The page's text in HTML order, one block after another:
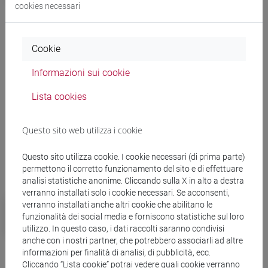
Alta formazione: tutti i 35 Master di Ca’
Foscari Challenge School
Altre notizie
Campus
Ca' Foscari eccelle nel QS by
subject 2025 con 16 discipline in
classifica
cookies necessari
Cookie
Informazioni sui cookie
Lista cookies
Questo sito web utilizza i cookie
Questo sito utilizza cookie. I cookie necessari (di prima parte)
permettono il corretto funzionamento del sito e di effettuare
analisi statistiche anonime. Cliccando sulla X in alto a destra
verranno installati solo i cookie necessari. Se acconsenti,
verranno installati anche altri cookie che abilitano le
funzionalità dei social media e forniscono statistiche sul loro
utilizzo. In questo caso, i dati raccolti saranno condivisi
anche con i nostri partner, che potrebbero associarli ad altre
informazioni per finalità di analisi, di pubblicità, ecc.
Cliccando “Lista cookie” potrai vedere quali cookie verranno